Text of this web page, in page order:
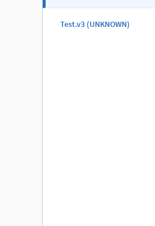
Test.v3 (UNKNOWN)